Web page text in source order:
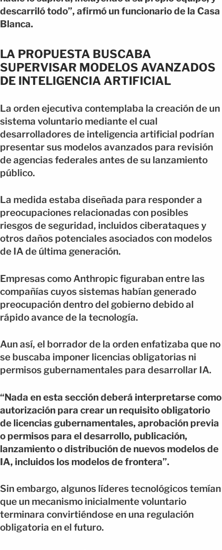
descarriló todo”, afirmó un funcionario de la Casa
Blanca.
LA PROPUESTA BUSCABA
SUPERVISAR MODELOS AVANZADOS
DE INTELIGENCIA ARTIFICIAL
La orden ejecutiva contemplaba la creación de un
sistema voluntario mediante el cual
desarrolladores de inteligencia artificial podrían
presentar sus modelos avanzados para revisión
de agencias federales antes de su lanzamiento
público.
La medida estaba diseñada para responder a
preocupaciones relacionadas con posibles
riesgos de seguridad, incluidos ciberataques y
otros daños potenciales asociados con modelos
de IA de última generación.
Empresas como Anthropic figuraban entre las
compañías cuyos sistemas habían generado
preocupación dentro del gobierno debido al
rápido avance de la tecnología.
Aun así, el borrador de la orden enfatizaba que no
se buscaba imponer licencias obligatorias ni
permisos gubernamentales para desarrollar IA.
“Nada en esta sección deberá interpretarse como
autorización para crear un requisito obligatorio
de licencias gubernamentales, aprobación previa
o permisos para el desarrollo, publicación,
lanzamiento o distribución de nuevos modelos de
IA, incluidos los modelos de frontera”.
Sin embargo, algunos líderes tecnológicos temían
que un mecanismo inicialmente voluntario
terminara convirtiéndose en una regulación
obligatoria en el futuro.